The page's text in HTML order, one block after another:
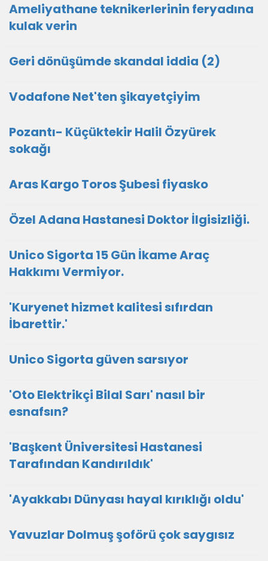
Ameliyathane teknikerlerinin feryadına
kulak verin
Geri dönüşümde skandal iddia (2)
Vodafone Net'ten şikayetçiyim
Pozantı- Küçüktekir Halil Özyürek
sokağı
Aras Kargo Toros Şubesi fiyasko
Özel Adana Hastanesi Doktor İlgisizliği.
Unico Sigorta 15 Gün İkame Araç
Hakkımı Vermiyor.
'Kuryenet hizmet kalitesi sıfırdan
İbarettir.'
Unico Sigorta güven sarsıyor
'Oto Elektrikçi Bilal Sarı' nasıl bir
esnafsın?
'Başkent Üniversitesi Hastanesi
Tarafından Kandırıldık'
'Ayakkabı Dünyası hayal kırıklığı oldu'
Yavuzlar Dolmuş şoförü çok saygısız